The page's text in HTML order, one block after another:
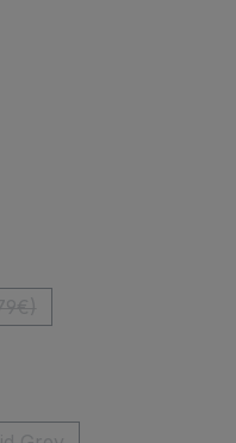
nicht verfügbar.)
ist zurzeit nicht verfügbar.)